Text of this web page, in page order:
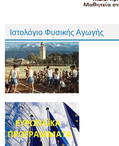
Ιστολόγιο Φυσικής Αγωγής